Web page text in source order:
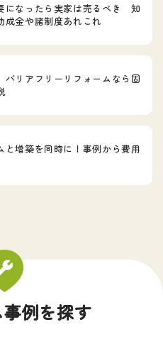
になったら実家は売るべき 知
成金や諸制度あれこれ
バリアフリーリフォームなら固
と増築を同時に！事例から費用
事例を探す